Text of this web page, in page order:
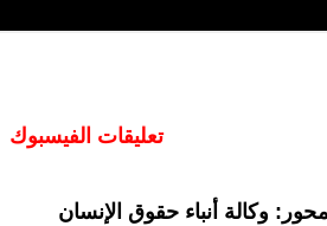
تعليقات الفيسبوك
وكالة أنباء حقوق الإنسان